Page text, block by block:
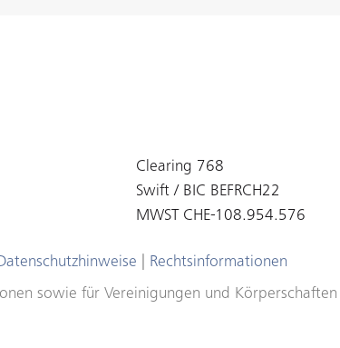
Clearing 768
Swift / BIC BEFRCH22
MWST CHE-108.954.576
Rechtsinformationen
sowie für Vereinigungen und